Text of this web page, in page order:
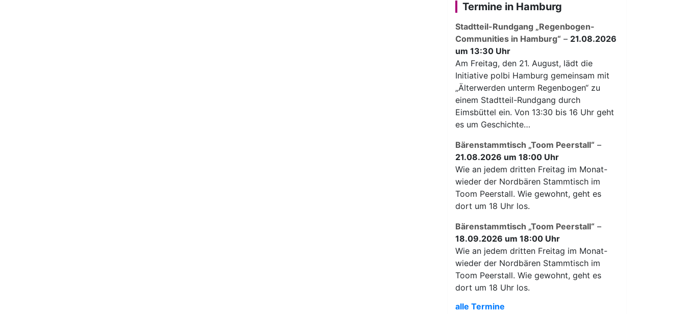
Termine in Hamburg
Stadtteil-Rundgang „Regenbogen-
Communities in Hamburg“ – 21.08.2026
um 13:30 Uhr
Am Freitag, den 21. August, lädt die
Initiative polbi Hamburg gemeinsam mit
„Älterwerden unterm Regenbogen“ zu
einem Stadtteil-Rundgang durch
Eimsbüttel ein. Von 13:30 bis 16 Uhr geht
es um Geschichte…
Bärenstammtisch „Toom Peerstall“ –
21.08.2026 um 18:00 Uhr
Wie an jedem dritten Freitag im Monat-
wieder der Nordbären Stammtisch im
Toom Peerstall. Wie gewohnt, geht es
dort um 18 Uhr los.
Bärenstammtisch „Toom Peerstall“ –
18.09.2026 um 18:00 Uhr
Wie an jedem dritten Freitag im Monat-
wieder der Nordbären Stammtisch im
Toom Peerstall. Wie gewohnt, geht es
dort um 18 Uhr los.
alle Termine